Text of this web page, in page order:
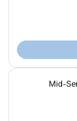
Mid-